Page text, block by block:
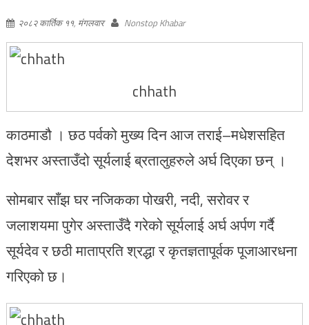
२०८२ कार्तिक ११, मंगलवार Nonstop Khabar
chhath
काठमाडौ । छठ पर्वको मुख्य दिन आज तराई–मधेशसहित
देशभर अस्ताउँदो सूर्यलाई ब्रतालुहरुले अर्घ दिएका छन् ।
सोमबार साँझ घर नजिकका पोखरी, नदी, सरोवर र
जलाशयमा पुगेर अस्ताउँदै गरेको सूर्यलाई अर्घ अर्पण गर्दै
सूर्यदेव र छठी माताप्रति श्रद्धा र कृतज्ञतापूर्वक पूजाआरधना
गरिएको छ।